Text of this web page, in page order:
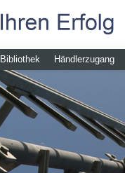
Bibliothek Händlerzugang